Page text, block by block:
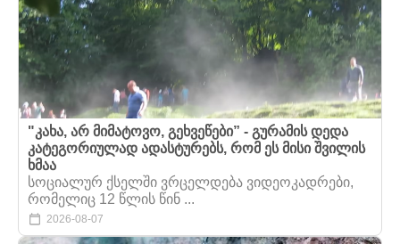
"კახა, არ მიმატოვო, გეხვეწები” - გურამის დედა
კატეგორიულად ადასტურებს, რომ ეს მისი შვილის
ხმაა
სოციალურ ქსელში ვრცელდება ვიდეოკადრები,
რომელიც 12 წლის წინ ...
2026-08-07